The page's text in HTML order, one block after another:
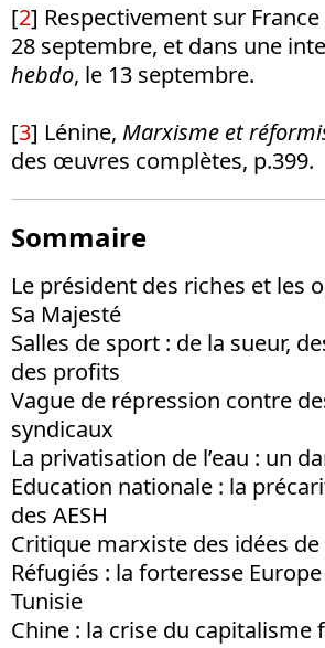
[2] Respectivement sur France
28 septembre, et dans une
hebdo, le 13 septembre.
[3] Lénine, Marxisme et
des œuvres complètes, p.399.
Sommaire
Le président des riches et les
Sa Majesté
Salles de sport : de la sueur,
des profits
Vague de répression contre
syndicaux
La privatisation de l’eau : un
Education nationale : la
des AESH
Critique marxiste des idées
Réfugiés : la forteresse
Tunisie
Chine : la crise du capitalisme